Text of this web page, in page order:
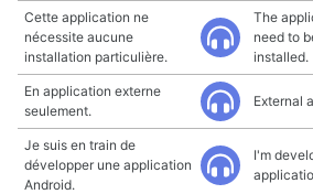
Cette application ne
nécessite aucune
installation particulière.
The
need to
installed.
En application externe
seulement.
External
Je suis en train de
développer une application
Android.
I'm